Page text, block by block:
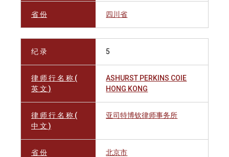
省 份 四川省
纪 录 5
律 师 行 名 称 (
英 文 )
ASHURST PERKINS COIE
HONG KONG
律 师 行 名 称 (
中 文 )
亚司特博钦律师事务所
省 份 北京市